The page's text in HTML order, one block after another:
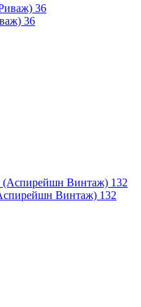
36
Винтаж) 132